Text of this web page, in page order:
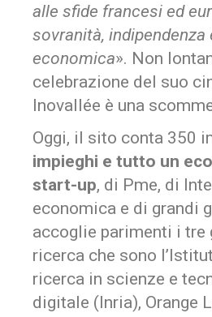
alle sfide francesi ed
sovranità, indipendenza
economica». Non
celebrazione del suo
Inovallée è una
Oggi, il sito conta 350
impieghi e tutto un
start-up, di Pme, di
economica e di grandi
accoglie parimenti i tre
ricerca che sono
ricerca in scienze e
digitale (Inria), Orange